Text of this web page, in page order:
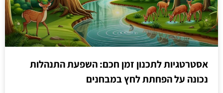
אסטרטגיות לתכנון זמן חכם: השפעת התנהלות
נכונה על הפחתת לחץ במבחנים